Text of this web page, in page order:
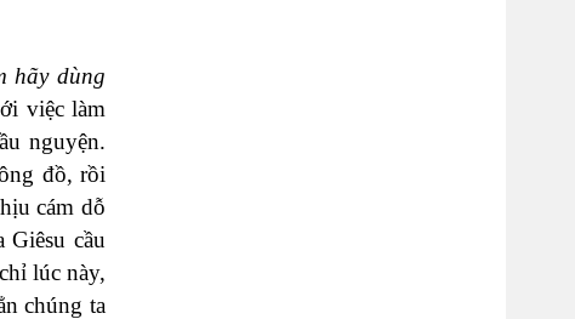
hãy dùng
việc làm
nguyện.
đồ, rồi
cám dỗ
cầu
lúc này,
chúng ta